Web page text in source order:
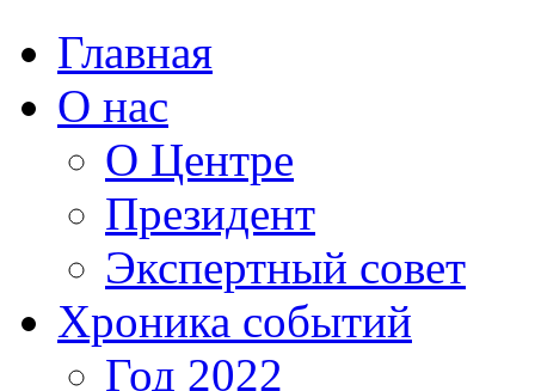
Главная
О нас
О Центре
Президент
Экспертный совет
Хроника событий
Год 2022